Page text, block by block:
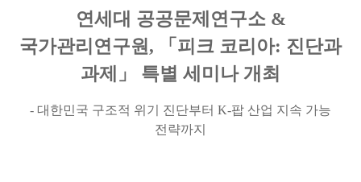
연세대 공공문제연구소 &
국가관리연구원, 「 피크 코리아: 진단과
과제
」 특별 세미나 개최
- 대한민국 구조적 위기 진단부터 K-팝 산업 지속 가능
전략까지